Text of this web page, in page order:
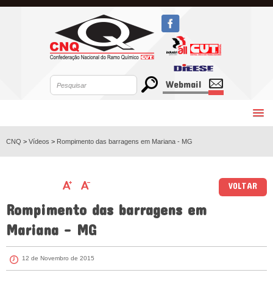
Webmail
CNQ > Vídeos > Rompimento das barragens em Mariana - MG
VOLTAR
Rompimento das barragens em
Mariana - MG
12 de Novembro de 2015